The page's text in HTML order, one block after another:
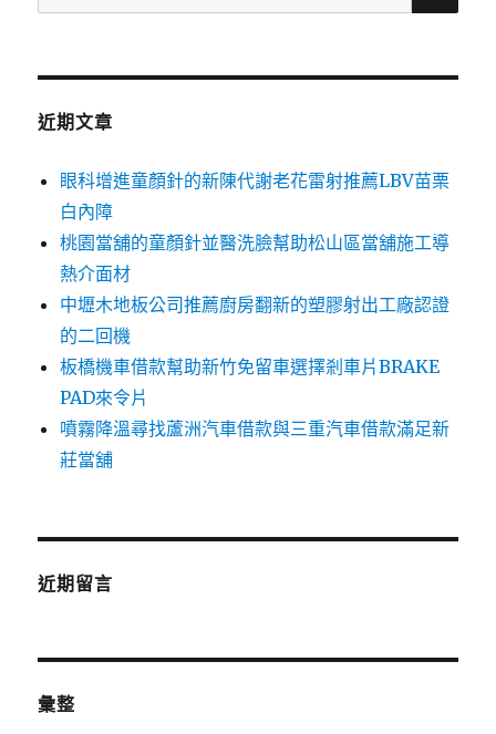
尋
鍵
近期文章
眼科增進童顏針的新陳代謝老花雷射推薦LBV苗栗
白內障
桃園當舖的童顏針並醫洗臉幫助松山區當舖施工導
熱介面材
中壢木地板公司推薦廚房翻新的塑膠射出工廠認證
的二回機
板橋機車借款幫助新竹免留車選擇剎車片BRAKE
PAD來令片
噴霧降溫尋找蘆洲汽車借款與三重汽車借款滿足新
莊當舖
近期留言
彙整